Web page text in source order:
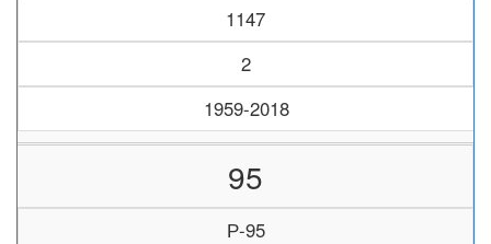
1147
2
1959-2018
95
Р-95